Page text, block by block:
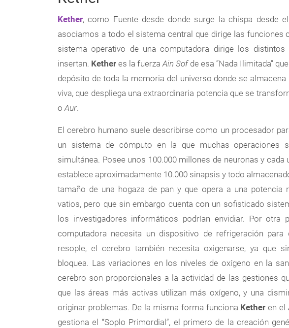
Kether, como Fuente desde donde surge la chispa desde
asociamos a todo el sistema central que dirige las funciones
sistema operativo de una computadora dirige los
insertan. Kether es la fuerza Ain Sofde esa “Nada Ilimitada”
depósito de toda la memoria del universo donde se almacena
viva, que despliega una extraordinaria potencia que se
o Aur.
El cerebro humano suele describirse como un procesador
un sistema de cómputo en la que muchas operaciones
simultánea. Posee unos 100.000 millones de neuronas y cada
establece aproximadamente 10.000 sinapsis y todo
tamaño de una hogaza de pan y que opera a una potencia
vatios, pero que sin embargo cuenta con un sofisticado
los investigadores informáticos podrían envidiar. Por otra
computadora necesita un dispositivo de refrigeración para
resople, el cerebro también necesita oxigenarse, ya que
bloquea. Las variaciones en los niveles de oxígeno en la
cerebro son proporcionales a la actividad de las gestiones
que las áreas más activas utilizan más oxígeno, y una
originar problemas. De la misma forma funciona Kether en el
gestiona el “Soplo Primordial”, el primero de la creación